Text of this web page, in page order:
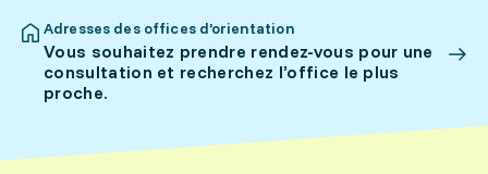
Adresses des offices d’orientation
Vous souhaitez prendre rendez-vous pour une
consultation et recherchez l’office le plus
proche.